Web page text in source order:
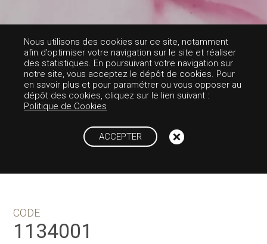
PARFUMS-FLORALE
ALCOHOL C 9 NO
NYLIC
Nous utilisons des cookies sur ce site, notamment
afin d’optimiser votre navigation sur le site et réaliser
des statistiques. En poursuivant votre navigation sur
notre site, vous acceptez le dépôt de cookies. Pour
en savoir plus et pour paramétrer ou vous opposer au
dépôt des cookies, cliquez sur le lien suivant :
Politique de Cookies
ACCEPTER
CODE
1134001